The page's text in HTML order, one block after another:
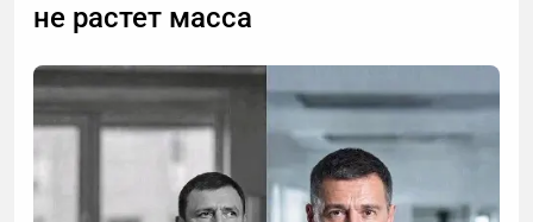
технике.
не растет масса